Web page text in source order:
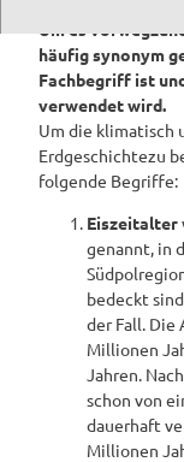
Um es
häufig synonym
Fachbegriff ist
verwendet wird.
Um die klimatisch
Erdgeschichtezu
folgende Begriffe:
Eiszeitalter
genannt, in
bedeckt
der Fall.
Millionen
Jahren.
schon von
dauerhaft
Millionen